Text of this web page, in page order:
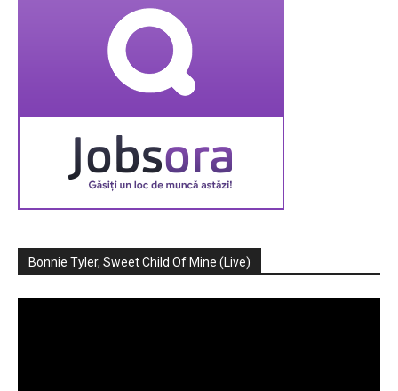
Bonnie Tyler, Sweet Child Of Mine (Live)